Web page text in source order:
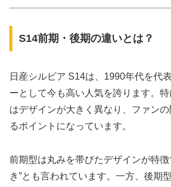
S14前期・後期の違いとは？
日産シルビア S14は、1990年代を代
ーとして今も高い人気を誇ります。
はデザインが大きく異なり、ファン
るポイントになっています。
前期型は丸みを帯びたデザインが特徴
き”とも言われています。一方、後期